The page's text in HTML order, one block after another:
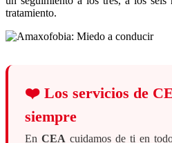
tratamiento.
❤️ Los servicios de
siempre
En CEA cuidamos de ti en